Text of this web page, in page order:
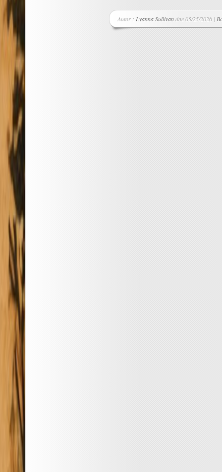
Autor : Lyanna Sullivandne 05/25/2026 |